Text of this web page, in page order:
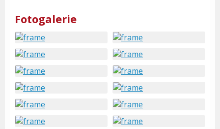
Fotogalerie